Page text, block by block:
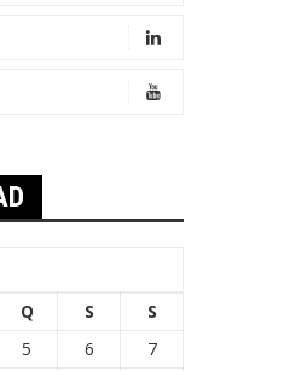
Q S
S
5 6
7